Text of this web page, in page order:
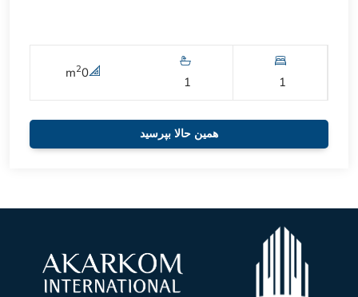
1
1
0
m2
همین حالا بپرسید